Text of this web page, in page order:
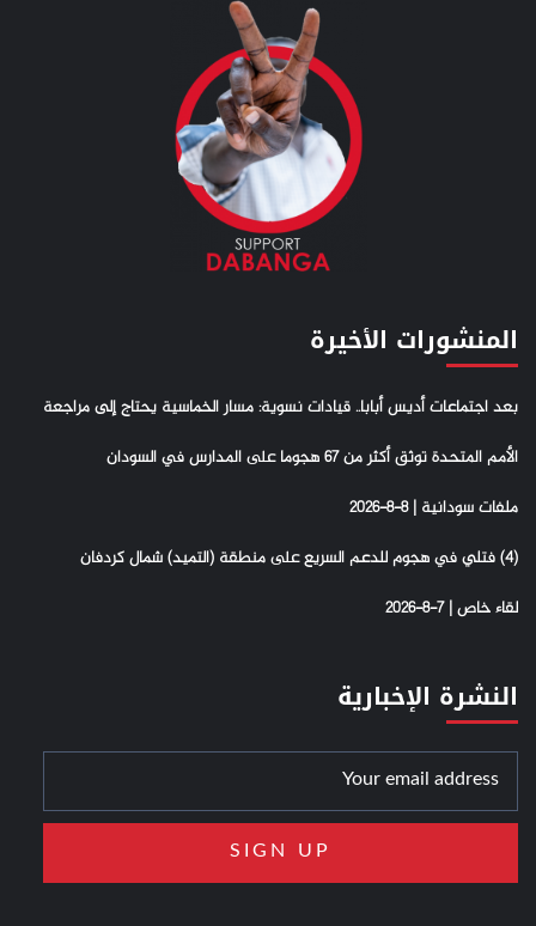
المنشورات الأخيرة
بعد اجتماعات أديس أبابا.. قيادات نسوية: مسار الخماسية يحتاج إلى مراجعة
الأمم المتحدة توثق أكثر من 67 هجوما على المدارس في السودان
ملفات سودانية | 8-8-2026
(4) فتلي في هجوم للدعم السريع على منطقة (التميد) شمال كردفان
لقاء خاص | 7-8-2026
النشرة الإخبارية